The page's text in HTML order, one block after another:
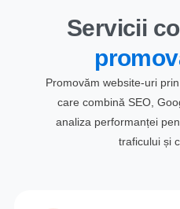
Servicii
Promovăm website-uri
care combină SEO,
analiza performanței
traficului și